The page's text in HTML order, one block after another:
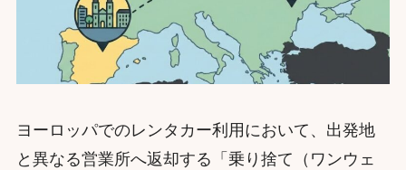
ヨーロッパでのレンタカー利用において、出発地
と異なる営業所へ返却する「乗り捨て（ワンウェ